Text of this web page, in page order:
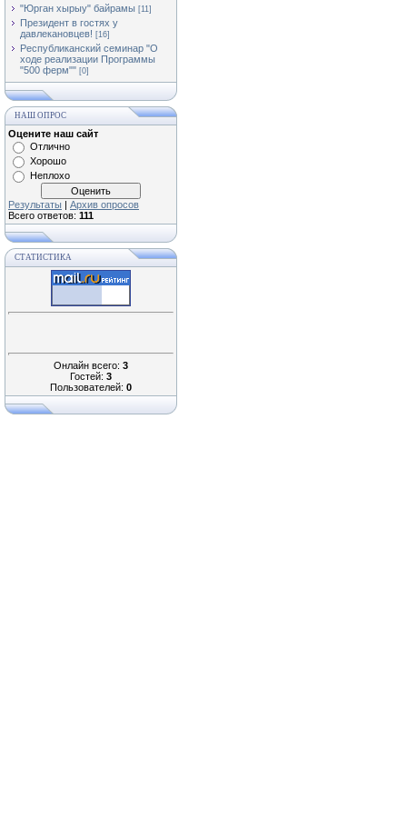
"Юрган хырыу" байрамы [11]
Президент в гостях у
давлекановцев! [16]
Республиканский семинар "О
ходе реализации Программы
"500 ферм"" [0]
НАШ ОПРОС
Оцените наш сайт
Отлично
Хорошо
Неплохо
Результаты | Архив опросов
Всего ответов: 111
СТАТИСТИКА
Онлайн всего: 3
Гостей: 3
Пользователей: 0